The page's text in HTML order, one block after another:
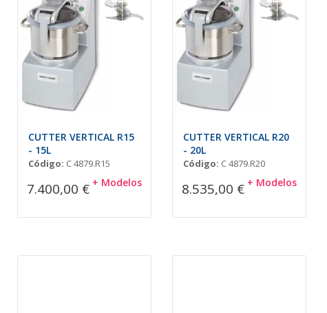
CUTTER VERTICAL R15
- 15L
Código: C 4879.R15
7.400,00 € + Modelos
CUTTER VERTICAL R20
- 20L
Código: C 4879.R20
8.535,00 € + Modelos